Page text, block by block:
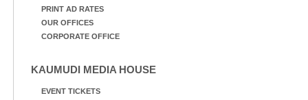
PRINT AD RATES
OUR OFFICES
CORPORATE OFFICE
KAUMUDI MEDIA HOUSE
EVENT TICKETS